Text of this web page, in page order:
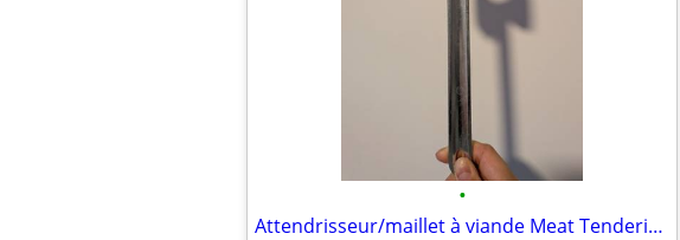
•
Attendrisseur/maillet à viande Meat Tenderizer